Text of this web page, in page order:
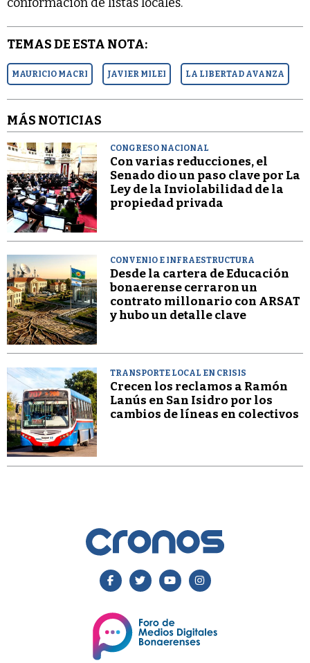
TEMAS DE ESTA NOTA:
MAURICIO MACRI JAVIER MILEI LA LIBERTAD AVANZA
MÁS NOTICIAS
CONGRESO NACIONAL
Con varias reducciones, el
Senado dio un paso clave por La
Ley de la Inviolabilidad de la
propiedad privada
CONVENIO E INFRAESTRUCTURA
Desde la cartera de Educación
bonaerense cerraron un
contrato millonario con ARSAT
y hubo un detalle clave
TRANSPORTE LOCAL EN CRISIS
Crecen los reclamos a Ramón
Lanús en San Isidro por los
cambios de líneas en colectivos